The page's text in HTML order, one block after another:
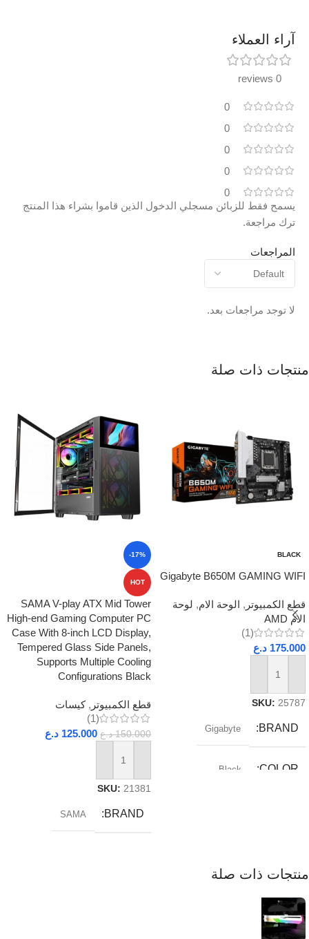
آراء العملاء
0 reviews
0
0
0
0
0
المراجعات
لا توجد مراجعات بعد.
يسمح فقط للزبائن مسجلي الدخول الذين قاموا بشراء هذا المنتج
ترك مراجعة.
منتجات ذات صلة
BLACK
Gigabyte B650M GAMING WIFI
قطع الكمبيوتر , الوحة الام, لوحة
الام AMD
(1)
175.000 د.ع
إضافة إلى السلة
SKU: 25787
BRAND
Gigabyte
COLOR
Black
-17%
HOT
SAMA V-play ATX Mid Tower
High-end Gaming Computer PC
Case With 8-inch LCD Display,
Tempered Glass Side Panels,
Supports Multiple Cooling
Configurations Black
قطع الكمبيوتر , كيسات
(1)
150.000 د.ع 125.000 د.ع
إضافة إلى السلة
SKU: 21381
BRAND
SAMA
منتجات ذات صلة